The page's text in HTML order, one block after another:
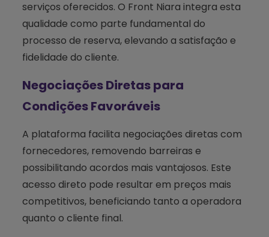
serviços oferecidos. O Front Niara integra esta
qualidade como parte fundamental do
processo de reserva, elevando a satisfação e
fidelidade do cliente.
Negociações Diretas para
Condições Favoráveis
A plataforma facilita negociações diretas com
fornecedores, removendo barreiras e
possibilitando acordos mais vantajosos. Este
acesso direto pode resultar em preços mais
competitivos, beneficiando tanto a operadora
quanto o cliente final.